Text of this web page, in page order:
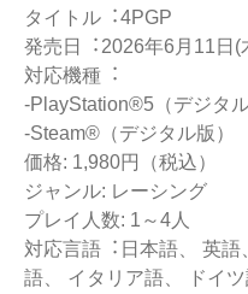
タイトル︓4PGP
発売日︓2026年6月11日(
対応機種︓
-PlayStation®5（デジタル
-Steam®（デジタル版）
価格: 1,980円（税込）
ジャンル: レーシング
プレイ人数: 1～4人
対応言語︓日本語、 英
語、 イタリア語、 ドイ